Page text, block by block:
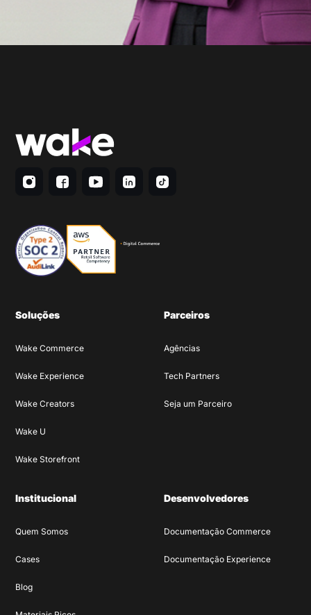
Soluções
Wake Commerce
Wake Experience
Wake Creators
Wake U
Wake Storefront
Parceiros
Agências
Tech Partners
Seja um Parceiro
Institucional
Quem Somos
Cases
Blog
Desenvolvedores
Documentação Commerce
Documentação Experience